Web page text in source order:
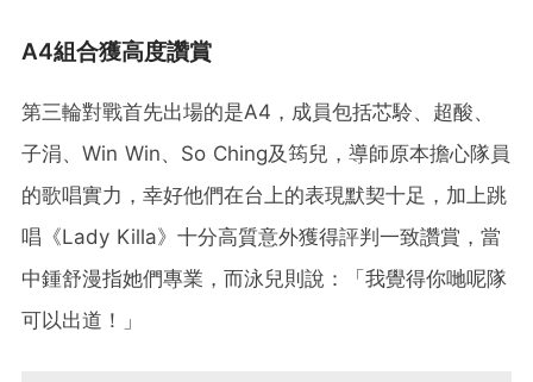
A4組合獲高度讚賞
第三輪對戰首先出場的是A4，成員包括芯駖、超酸、
子涓、Win Win、So Ching及筠兒，導師原本擔心隊員
的歌唱實力，幸好他們在台上的表現默契十足，加上跳
唱《Lady Killa》十分高質意外獲得評判一致讚賞，當
中鍾舒漫指她們專業，而泳兒則說：「我覺得你哋呢隊
可以出道！」